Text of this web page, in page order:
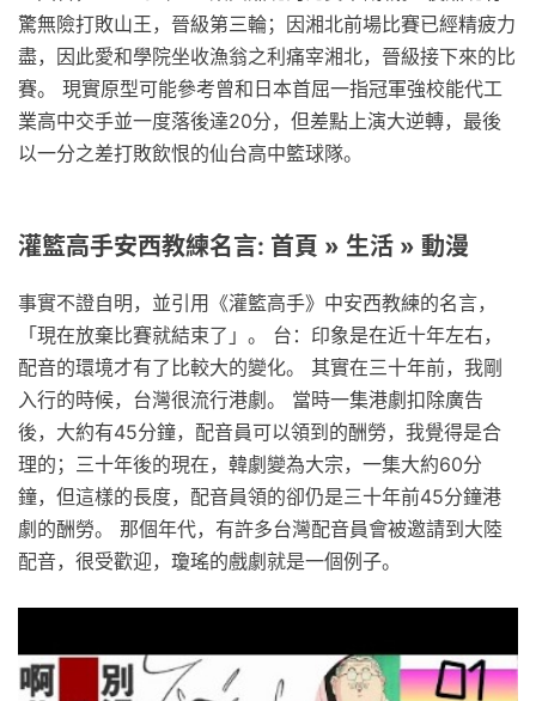
驚無險打敗山王，晉級第三輪；因湘北前場比賽已經精疲力
盡，因此愛和學院坐收漁翁之利痛宰湘北，晉級接下來的比
賽。 現實原型可能參考曾和日本首屈一指冠軍強校能代工
業高中交手並一度落後達20分，但差點上演大逆轉，最後
以一分之差打敗飲恨的仙台高中籃球隊。
灌籃高手安西教練名言: 首頁 » 生活 » 動漫
事實不證自明，並引用《灌籃高手》中安西教練的名言，
「現在放棄比賽就結束了」。 台：印象是在近十年左右，
配音的環境才有了比較大的變化。 其實在三十年前，我剛
入行的時候，台灣很流行港劇。 當時一集港劇扣除廣告
後，大約有45分鐘，配音員可以領到的酬勞，我覺得是合
理的；三十年後的現在，韓劇變為大宗，一集大約60分
鐘，但這樣的長度，配音員領的卻仍是三十年前45分鐘港
劇的酬勞。 那個年代，有許多台灣配音員會被邀請到大陸
配音，很受歡迎，瓊瑤的戲劇就是一個例子。